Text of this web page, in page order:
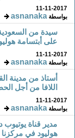
11-11-2017
بواسطةasnanaka
سيدة من
على أبتسامة
11-11-2017
بواسطةasnanaka
أستاذ من مدينة
اللافا من أجل
11-11-2017
بواسطةasnanaka
مدير قناة
هوليود في